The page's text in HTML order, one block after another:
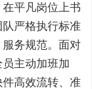
平凡岗位上书
严格执行标准
务规范。面对
主动加班加
高效流转、准